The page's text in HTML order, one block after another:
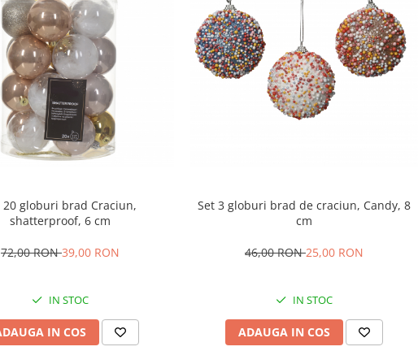
20 globuri brad Craciun,
shatterproof, 6 cm
72,00 RON39,00 RON
IN STOC
IN COS
Set 3 globuri brad de craciun, Candy, 8
cm
46,00 RON25,00 RON
IN STOC
ADAUGA IN COS